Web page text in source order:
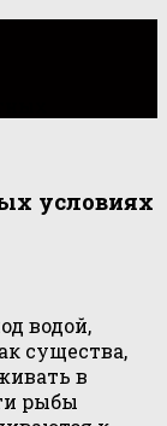
условиях
водой,
существа,
в
рыбы